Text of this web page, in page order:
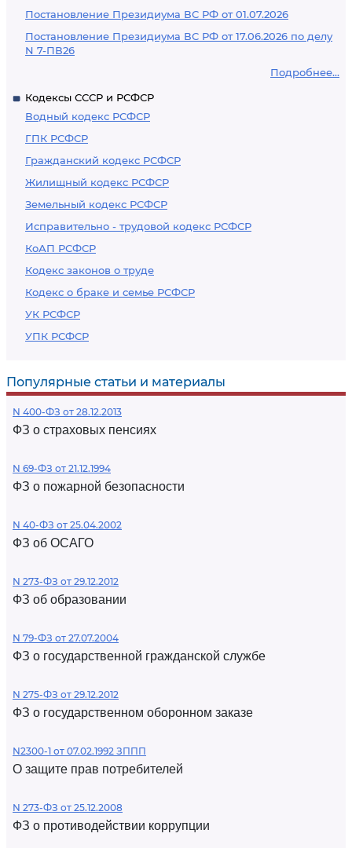
Постановление Президиума ВС РФ от 01.07.2026
Постановление Президиума ВС РФ от 17.06.2026 по делу
N 7-ПВ26
Подробнее...
Кодексы СССР и РСФСР
Водный кодекс РСФСР
ГПК РСФСР
Гражданский кодекс РСФСР
Жилищный кодекс РСФСР
Земельный кодекс РСФСР
Исправительно - трудовой кодекс РСФСР
КоАП РСФСР
Кодекс законов о труде
Кодекс о браке и семье РСФСР
УК РСФСР
УПК РСФСР
Популярные статьи и материалы
N 400-ФЗ от 28.12.2013
ФЗ о страховых пенсиях
N 69-ФЗ от 21.12.1994
ФЗ о пожарной безопасности
N 40-ФЗ от 25.04.2002
ФЗ об ОСАГО
N 273-ФЗ от 29.12.2012
ФЗ об образовании
N 79-ФЗ от 27.07.2004
ФЗ о государственной гражданской службе
N 275-ФЗ от 29.12.2012
ФЗ о государственном оборонном заказе
N2300-1 от 07.02.1992 ЗППП
О защите прав потребителей
N 273-ФЗ от 25.12.2008
ФЗ о противодействии коррупции